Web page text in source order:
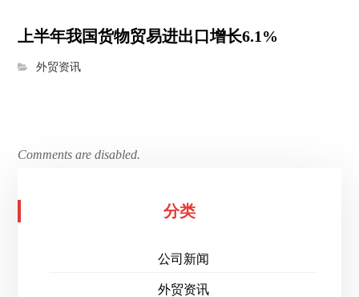
上半年我国货物贸易进出口增长6.1%
外贸资讯
Comments are disabled.
分类
公司新闻
外贸资讯